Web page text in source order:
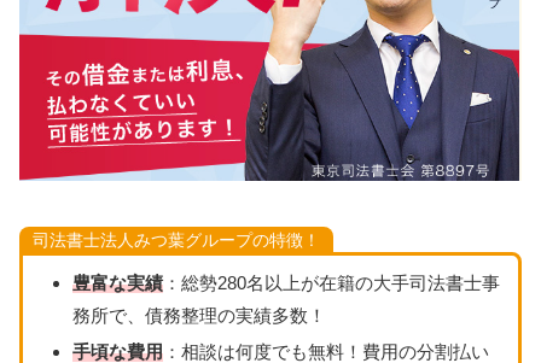
司法書士法人みつ葉グループの特徴！
豊富な実績 ：総勢280名以上が在籍の大手司法書士事
務所で、債務整理の実績多数！
手頃な費用 ：相談は何度でも無料！費用の分割払い